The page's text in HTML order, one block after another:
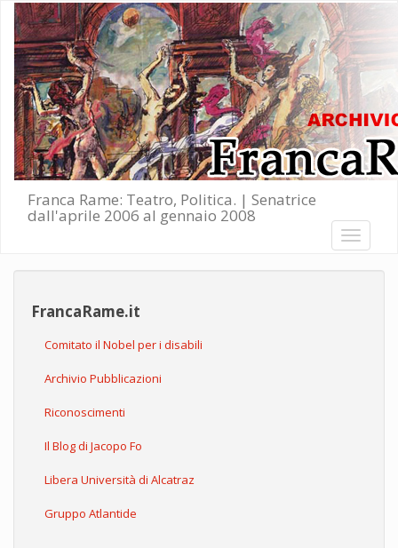
Salta al contenuto principale
Franca Rame: Teatro, Politica. | Senatrice
dall'aprile 2006 al gennaio 2008
Toggle
FrancaRame.it
Comitato il Nobel per i disabili
Archivio Pubblicazioni
Riconoscimenti
Il Blog di Jacopo Fo
Libera Università di Alcatraz
Gruppo Atlantide